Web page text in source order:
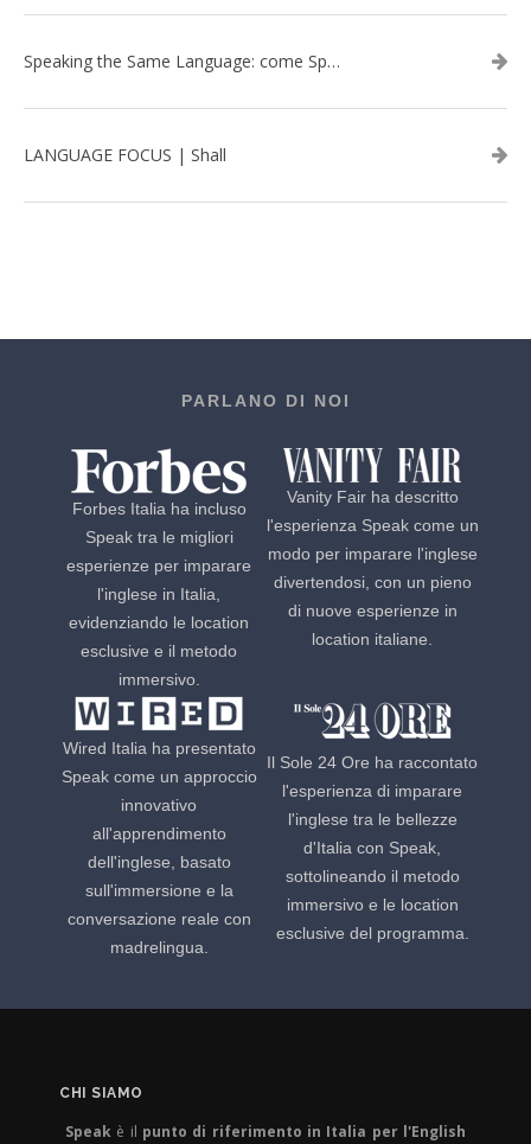
Speaking the Same Language: come Speak aiuta a rafforzare i team attraverso il Team Building in inglese
LANGUAGE FOCUS | Shall
PARLANO DI NOI
Forbes Italia ha incluso
Speak tra le migliori
esperienze per imparare
l'inglese in Italia,
evidenziando le location
esclusive e il metodo
immersivo.
Vanity Fair ha descritto
l'esperienza Speak come un
modo per imparare l'inglese
divertendosi, con un pieno
di nuove esperienze in
location italiane.
Wired Italia ha presentato
Speak come un approccio
innovativo
all'apprendimento
dell'inglese, basato
sull'immersione e la
conversazione reale con
madrelingua.
Il Sole 24 Ore ha raccontato
l'esperienza di imparare
l'inglese tra le bellezze
d'Italia con Speak,
sottolineando il metodo
immersivo e le location
esclusive del programma.
CHI SIAMO
Speak è il punto di riferimento in Italia per l'English